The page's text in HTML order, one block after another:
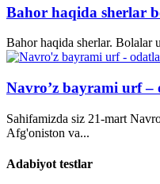
Bahor haqida sherlar
Bahor haqida sherlar. Bolalar
Navro’z bayrami urf
Sahifamizda siz 21-mart
Afg'oniston va...
Adabiyot testlar